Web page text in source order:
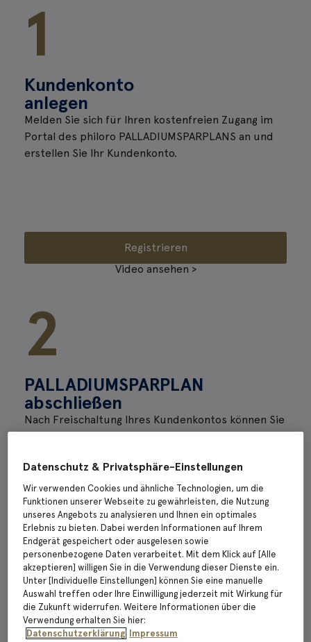
1
Kundenkonto
anlegen
Melden Sie sich für Ihren kostenfreien Zugang im
Portal des philoro PALLADIUMSPARPLANS an und
erstellen Sie Ihr Kundenkonto.
Registrieren
Video ansehen >
2
PALLADIUMSPARPLAN
abschließen
Nach Freischaltung Ihres Kundenkontos können Sie
Ihren PALLADIUMSPARPLAN nach Ihren individuellen
investieren.
Einrichten
Video ansehen >
Datenschutz & Privatsphäre-Einstellungen
Wir verwenden Cookies und ähnliche Technologien, um die
Funktionen unserer Webseite zu gewährleisten, die Nutzung
unseres Angebots zu analysieren und Ihnen ein optimales
Erlebnis zu bieten. Dabei werden Informationen auf Ihrem
Endgerät gespeichert oder ausgelesen sowie
personenbezogene Daten verarbeitet. Mit dem Klick auf [Alle
akzeptieren] willigen Sie in die Verwendung dieser Dienste ein.
Unter [Individuelle Einstellungen] können Sie eine manuelle
Auswahl treffen oder Ihre Einwilligung jederzeit mit Wirkung für
die Zukunft widerrufen. Weitere Informationen über die
Verwendung erhalten Sie hier:
Datenschutzerklärung Impressum